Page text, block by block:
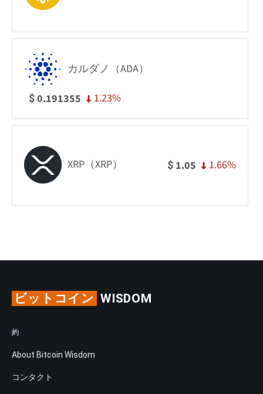
カルダノ（ADA）
$0.191355 1.23%
XRP（XRP） $ 1.05 1.66%
ビットコイン WISDOM
約
About Bitcoin Wisdom
コンタクト